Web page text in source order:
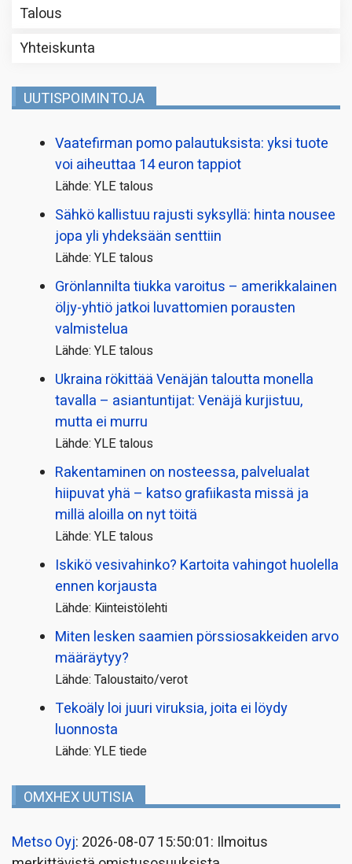
Talous
Yhteiskunta
UUTISPOIMINTOJA
Vaatefirman pomo palautuksista: yksi tuote
voi aiheuttaa 14 euron tappiot
Lähde: YLE talous
Sähkö kallistuu rajusti syksyllä: hinta nousee
jopa yli yhdeksään senttiin
Lähde: YLE talous
Grönlannilta tiukka varoitus – amerikkalainen
öljy-yhtiö jatkoi luvattomien porausten
valmistelua
Lähde: YLE talous
Ukraina rökittää Venäjän taloutta monella
tavalla – asiantuntijat: Venäjä kurjistuu,
mutta ei murru
Lähde: YLE talous
Rakentaminen on nosteessa, palvelualat
hiipuvat yhä – katso grafiikasta missä ja
millä aloilla on nyt töitä
Lähde: YLE talous
Iskikö vesivahinko? Kartoita vahingot huolella
ennen korjausta
Lähde: Kiinteistölehti
Miten lesken saamien pörssi­osakkeiden arvo
määräytyy?
Lähde: Taloustaito/verot
Tekoäly loi juuri viruksia, joita ei löydy
luonnosta
Lähde: YLE tiede
OMXHEX UUTISIA
Metso Oyj: 2026-08-07 15:50:01: Ilmoitus